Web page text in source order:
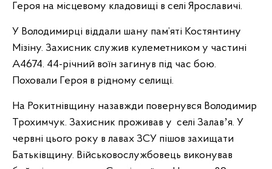
Героя на місцевому кладовищі в селі Ярославичі.
У Володимирці віддали шану пам’яті Костянтину
Мізіну. Захисник служив кулеметником у частині
А4674. 44-річний воїн загинув під час бою.
Поховали Героя в рідному селищі.
На Рокитнівщину назавжди повернувся Володимир
Трохимчук. Захисник проживав у селі Залавʼя. У
червні цього року в лавах ЗСУ пішов захищати
Батьківщину. Військовослужбовець виконував